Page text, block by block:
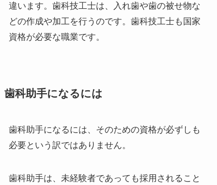
違います。歯科技工士は、入れ歯や歯の被せ物な
どの作成や加工を行うのです。歯科技工士も国家
資格が必要な職業です。
歯科助手になるには
歯科助手になるには、そのための資格が必ずしも
必要という訳ではありません。
歯科助手は、未経験者であっても採用されること